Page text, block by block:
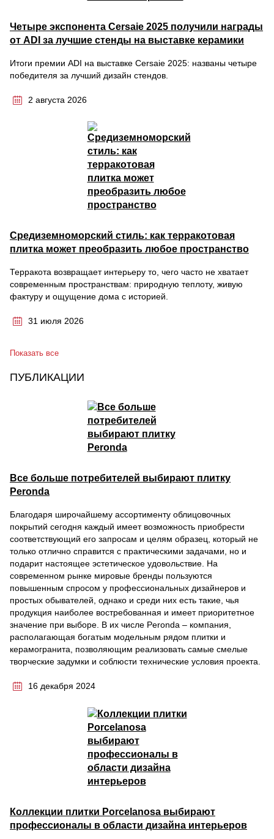
Четыре экспонента Cersaie 2025 получили награды
от ADI за лучшие стенды на выставке керамики
Итоги премии ADI на выставке Cersaie 2025: названы четыре
победителя за лучший дизайн стендов.
2 августа 2026
Средиземноморский стиль: как терракотовая
плитка может преобразить любое пространство
Терракота возвращает интерьеру то, чего часто не хватает
современным пространствам: природную теплоту, живую
фактуру и ощущение дома с историей.
31 июля 2026
Показать все
ПУБЛИКАЦИИ
Все больше потребителей выбирают плитку
Peronda
Благодаря широчайшему ассортименту облицовочных
покрытий сегодня каждый имеет возможность приобрести
соответствующий его запросам и целям образец, который не
только отлично справится с практическими задачами, но и
подарит настоящее эстетическое удовольствие. На
современном рынке мировые бренды пользуются
повышенным спросом у профессиональных дизайнеров и
простых обывателей, однако и среди них есть такие, чья
продукция наиболее востребованная и имеет приоритетное
значение при выборе. В их числе Peronda – компания,
располагающая богатым модельным рядом плитки и
керамогранита, позволяющим реализовать самые смелые
творческие задумки и соблюсти технические условия проекта.
16 декабря 2024
Коллекции плитки Porcelanosa выбирают
профессионалы в области дизайна интерьеров